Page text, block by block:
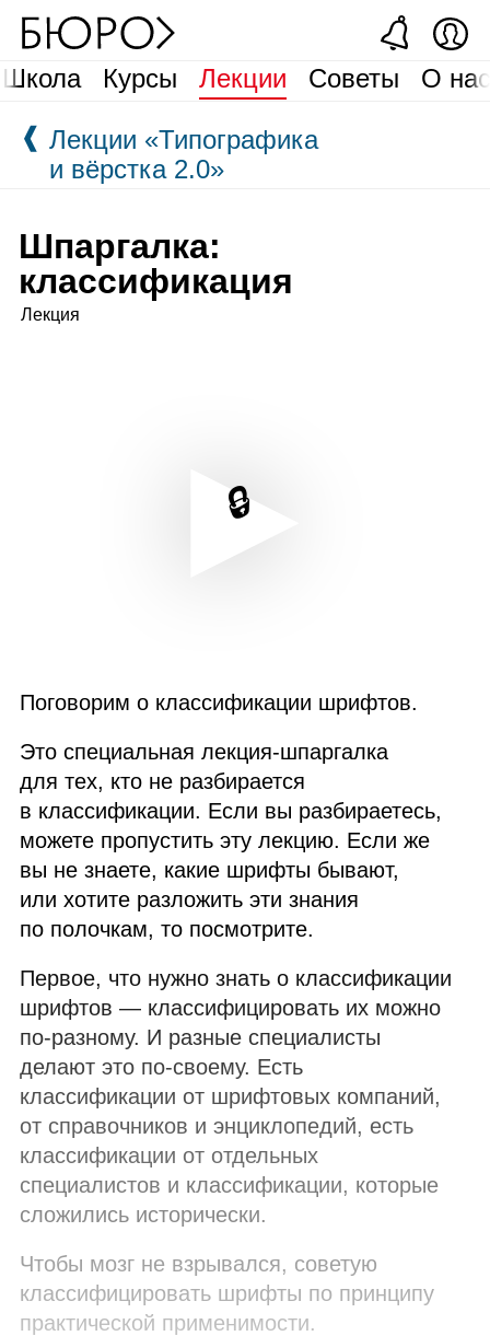
Школа Курсы Лекции Советы
О
❰ Лекции «Типографика
и вёрстка 2.0»
Шпаргалка:
классификация
Лекция
Поговорим о классификации шрифтов.
Это специальная лекция‑шпаргалка
для тех, кто не разбирается
в классификации. Если вы разбираетесь,
можете пропустить эту лекцию. Если же
вы не знаете, какие шрифты бывают,
или хотите разложить эти знания
по полочкам, то посмотрите.
Первое, что нужно знать о классификации
шрифтов — классифицировать их можно
по‑разному. И разные специалисты
делают это по‑своему. Есть
классификации от шрифтовых компаний,
от справочников и энциклопедий, есть
классификации от отдельных
специалистов и классификации, которые
сложились исторически.
Чтобы мозг не взрывался, советую
классифицировать шрифты по принципу
практической применимости.